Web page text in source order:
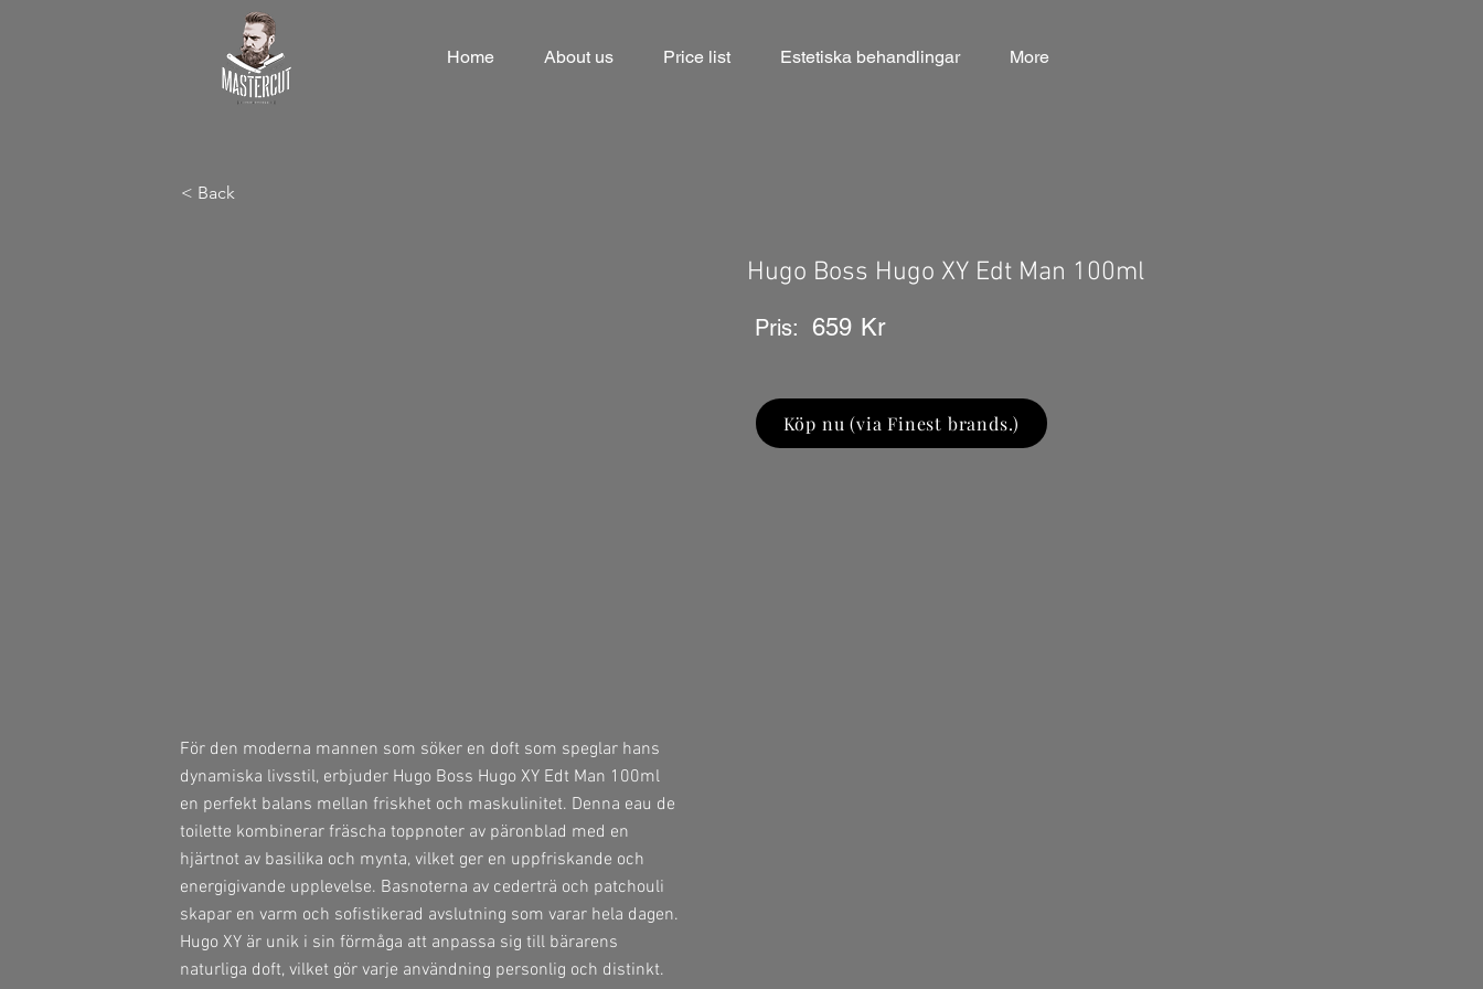
Home About us Price list Estetiska behandlingar More
< Back
Hugo Boss Hugo XY Edt Man 100ml
Pris: 659 Kr
Köp nu (via Finest brands.)
För den moderna mannen som söker en doft som speglar hans
dynamiska livsstil, erbjuder Hugo Boss Hugo XY Edt Man 100ml
en perfekt balans mellan friskhet och maskulinitet. Denna eau de
toilette kombinerar fräscha toppnoter av päronblad med en
hjärtnot av basilika och mynta, vilket ger en uppfriskande och
energigivande upplevelse. Basnoterna av cederträ och patchouli
skapar en varm och sofistikerad avslutning som varar hela dagen.
Hugo XY är unik i sin förmåga att anpassa sig till bärarens
naturliga doft, vilket gör varje användning personlig och distinkt.